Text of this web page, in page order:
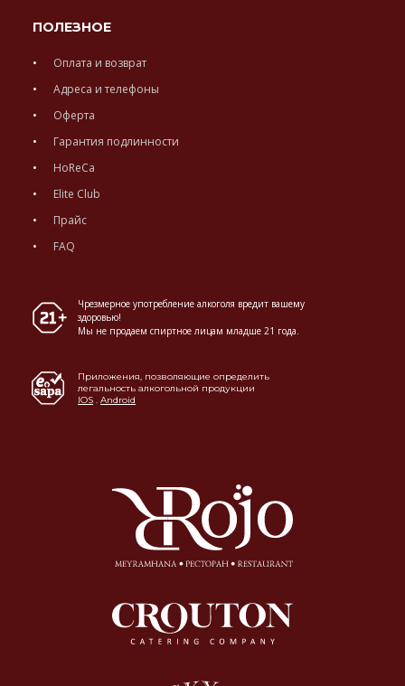
ПОЛЕЗНОЕ
Оплата и возврат
Адреса и телефоны
Оферта
Гарантия подлинности
HoReCa
Elite Club
Прайс
FAQ
Чрезмерное употребление алкоголя вредит вашему
здоровью!
Мы не продаем спиртное лицам младше 21 года.
Приложения, позволяющие определить
легальность алкогольной продукции
IOS . Android